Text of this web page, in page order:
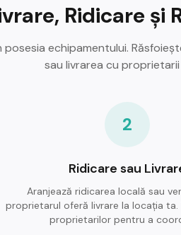
Ridicare și
posesia echipamentului.
sau livrarea cu proprietarii
2
Ridicare sau
Aranjează ridicarea locală sau
proprietarul oferă livrare la locația ta.
proprietarilor pentru a